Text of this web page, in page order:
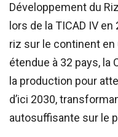
Développement du
lors de la TICAD IV
riz sur le continent en
étendue à 32 pays, la
la production pour
d’ici 2030,
autosuffisante sur le